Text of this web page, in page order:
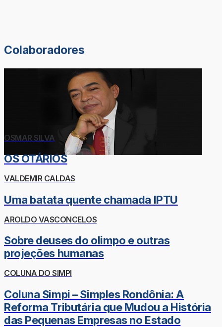
Colaboradores
OSMAR SILVA
OS OTÁRIOS
VALDEMIR CALDAS
Uma batata quente chamada IPTU
AROLDO VASCONCELOS
Sobre deuses do olimpo e outras
projeções humanas
COLUNA DO SIMPI
Coluna Simpi – Simples Rondônia: A
Reforma Tributária que Mudou a História
das Pequenas Empresas no Estado